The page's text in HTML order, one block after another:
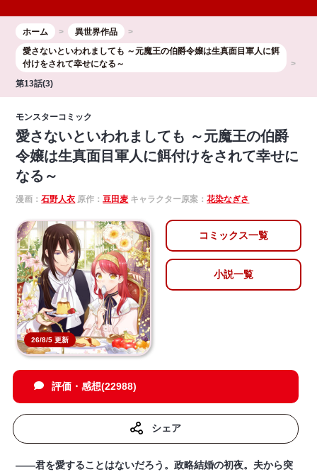
ホーム
異世界作品
愛さないといわれましても ～元魔王の伯爵令嬢は生真面目軍人に餌
付けをされて幸せになる～
第13話(3)
モンスターコミック
愛さないといわれましても ～元魔王の伯爵
令嬢は生真面目軍人に餌付けをされて幸せに
なる～
漫画：石野人衣 原作：豆田麦 キャラクター原案：花染なぎさ
26/8/5 更新
コミックス一覧
小説一覧
評価・感想(22988)
シェア
――君を愛することはないだろう。政略結婚の初夜。夫から突